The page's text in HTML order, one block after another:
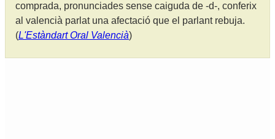
comprada, pronunciades sense caiguda de -d-, conferix
al valencià parlat una afectació que el parlant rebuja.
(L'Estàndart Oral Valencià)